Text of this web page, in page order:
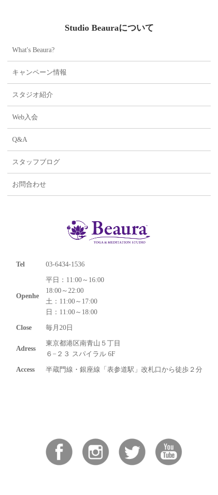
Studio Beauraについて
What's Beaura?
キャンペーン情報
スタジオ紹介
Web入会
Q&A
スタッフブログ
お問合わせ
Tel 03-6434-1536
Openhe
平日：11:00～16:00
18:00～22:00
土：11:00～17:00
日：11:00～18:00
Close 毎月20日
Adress
東京都港区南青山５丁目
６−２３ スパイラル 6F
Access 半蔵門線・銀座線「表参道駅」改札口から徒歩２分